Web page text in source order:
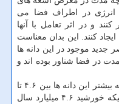
انرژی در اطراف فضا می
و در اثر تعامل با آنها
كنند. این بدان معناست
جدید موجود در این دانه ها
در فضا شناور بوده اند و
محققان با انجام این كار متوجه شدند كه بیشتر این دانه ها بین ۴.۶ تا
۴.۹ میلیارد سال قدمت دارند. در صورتیكه خورشید ۴.۶ میلیارد سال